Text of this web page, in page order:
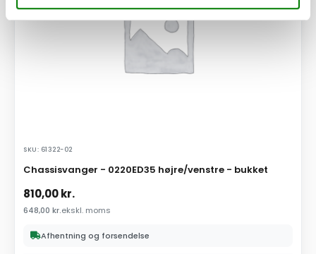
SKU: 61322-02
Chassisvanger - 0220ED35 højre/venstre - bukket
810,00kr.
648,00 kr.ekskl. moms
Afhentning og forsendelse